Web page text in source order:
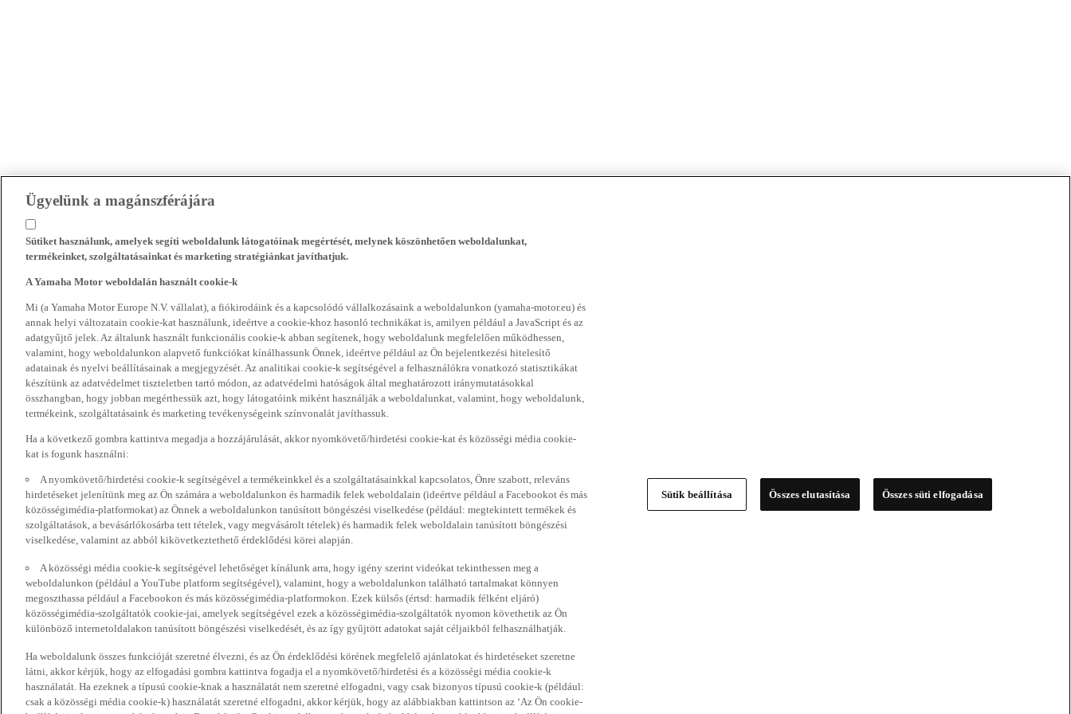
Ügyelünk a magánszférájára
Sütiket használunk, amelyek segíti weboldalunk látogatóinak megértését, melynek köszönhetően weboldalunkat,
termékeinket, szolgáltatásainkat és marketing stratégiánkat javíthatjuk.
A Yamaha Motor weboldalán használt cookie-k
Mi (a Yamaha Motor Europe N.V. vállalat), a fiókirodáink és a kapcsolódó vállalkozásaink a weboldalunkon (yamaha-motor.eu) és
annak helyi változatain cookie-kat használunk, ideértve a cookie-khoz hasonló technikákat is, amilyen például a JavaScript és az
adatgyűjtő jelek. Az általunk használt funkcionális cookie-k abban segítenek, hogy weboldalunk megfelelően működhessen,
valamint, hogy weboldalunkon alapvető funkciókat kínálhassunk Önnek, ideértve például az Ön bejelentkezési hitelesítő
adatainak és nyelvi beállításainak a megjegyzését. Az analitikai cookie-k segítségével a felhasználókra vonatkozó statisztikákat
készítünk az adatvédelmet tiszteletben tartó módon, az adatvédelmi hatóságok által meghatározott iránymutatásokkal
összhangban, hogy jobban megérthessük azt, hogy látogatóink miként használják a weboldalunkat, valamint, hogy weboldalunk,
termékeink, szolgáltatásaink és marketing tevékenységeink színvonalát javíthassuk.
Ha a következő gombra kattintva megadja a hozzájárulását, akkor nyomkövető/hirdetési cookie-kat és közösségi média cookie-
kat is fogunk használni:
A nyomkövető/hirdetési cookie-k segítségével a termékeinkkel és a szolgáltatásainkkal kapcsolatos, Önre szabott, releváns
hirdetéseket jelenítünk meg az Ön számára a weboldalunkon és harmadik felek weboldalain (ideértve például a Facebookot és más
közösségimédia-platformokat) az Önnek a weboldalunkon tanúsított böngészési viselkedése (például: megtekintett termékek és
szolgáltatások, a bevásárlókosárba tett tételek, vagy megvásárolt tételek) és harmadik felek weboldalain tanúsított böngészési
viselkedése, valamint az abból kikövetkeztethető érdeklődési körei alapján.
A közösségi média cookie-k segítségével lehetőséget kínálunk arra, hogy igény szerint videókat tekinthessen meg a
weboldalunkon (például a YouTube platform segítségével), valamint, hogy a weboldalunkon található tartalmakat könnyen
megoszthassa például a Facebookon és más közösségimédia-platformokon. Ezek külsős (értsd: harmadik félként eljáró)
közösségimédia-szolgáltatók cookie-jai, amelyek segítségével ezek a közösségimédia-szolgáltatók nyomon követhetik az Ön
különböző internetoldalakon tanúsított böngészési viselkedését, és az így gyűjtött adatokat saját céljaikból felhasználhatják.
Ha weboldalunk összes funkcióját szeretné élvezni, és az Ön érdeklődési körének megfelelő ajánlatokat és hirdetéseket szeretne
látni, akkor kérjük, hogy az elfogadási gombra kattintva fogadja el a nyomkövető/hirdetési és a közösségi média cookie-k
használatát. Ha ezeknek a típusú cookie-knak a használatát nem szeretné elfogadni, vagy csak bizonyos típusú cookie-k (például:
csak a közösségi média cookie-k) használatát szeretné elfogadni, akkor kérjük, hogy az alábbiakban kattintson az ‘Az Ön cookie-
Sütik beállítása Összes elutasítása Összes süti elfogadása